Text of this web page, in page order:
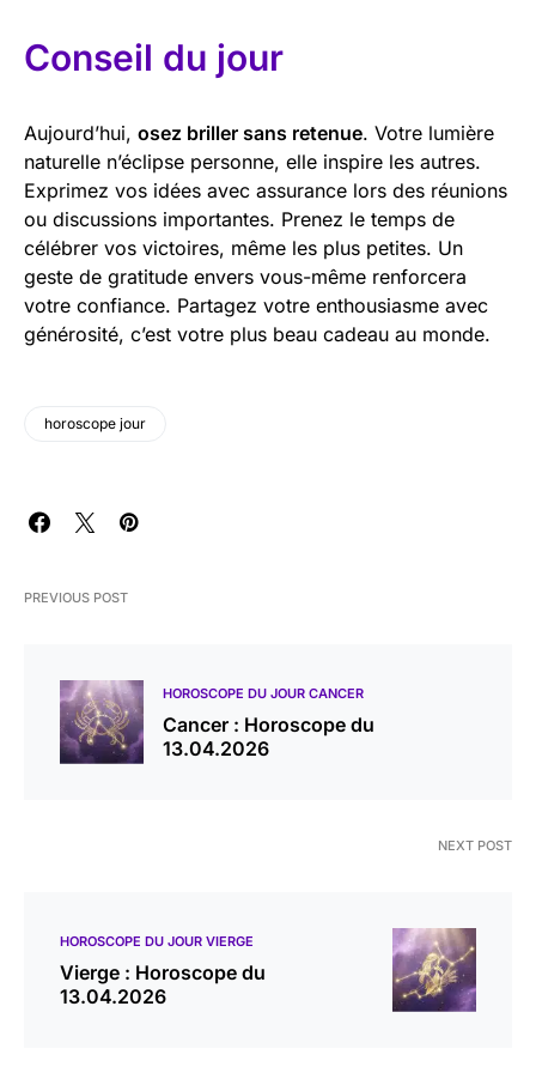
Conseil du jour
Aujourd’hui, osez briller sans retenue. Votre lumière
naturelle n’éclipse personne, elle inspire les autres.
Exprimez vos idées avec assurance lors des réunions
ou discussions importantes. Prenez le temps de
célébrer vos victoires, même les plus petites. Un
geste de gratitude envers vous-même renforcera
votre confiance. Partagez votre enthousiasme avec
générosité, c’est votre plus beau cadeau au monde.
horoscope jour
PREVIOUS POST
HOROSCOPE DU JOUR CANCER
Cancer : Horoscope du
13.04.2026
NEXT POST
HOROSCOPE DU JOUR VIERGE
Vierge : Horoscope du
13.04.2026